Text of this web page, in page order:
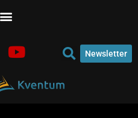
Newsletter